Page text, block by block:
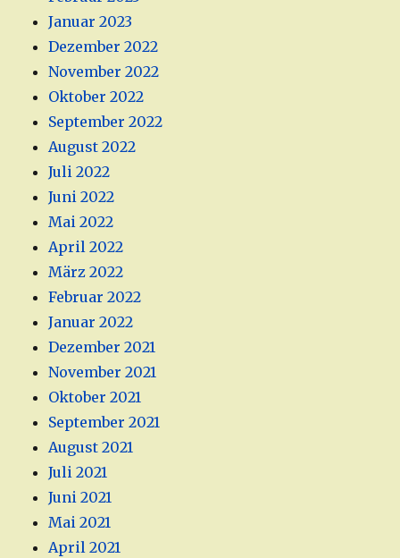
Januar 2023
Dezember 2022
November 2022
Oktober 2022
September 2022
August 2022
Juli 2022
Juni 2022
Mai 2022
April 2022
März 2022
Februar 2022
Januar 2022
Dezember 2021
November 2021
Oktober 2021
September 2021
August 2021
Juli 2021
Juni 2021
Mai 2021
April 2021